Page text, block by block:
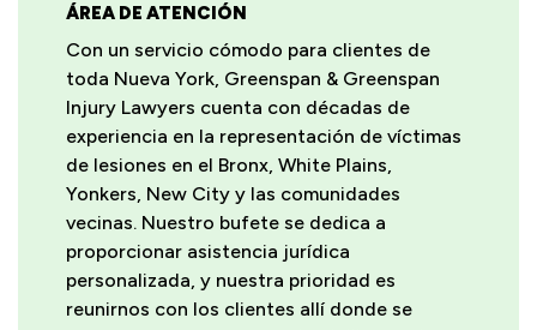
ÁREA DE ATENCIÓN
Con un servicio cómodo para clientes de
toda Nueva York, Greenspan & Greenspan
Injury Lawyers cuenta con décadas de
experiencia en la representación de víctimas
de lesiones en el Bronx, White Plains,
Yonkers, New City y las comunidades
vecinas. Nuestro bufete se dedica a
proporcionar asistencia jurídica
personalizada, y nuestra prioridad es
reunirnos con los clientes allí donde se